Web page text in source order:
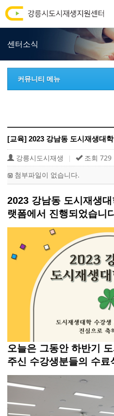
강
릉
시
도
시
생
지
원
센
터
센터소식
커뮤니티 메뉴
[교육] 2023 강남동 도시재생대
강릉시도시재생 | 조회 729
첨부파일이 없습니다.
2023 강남동 도시재생
랫폼에서 진행되었습니
오늘은 그동안 하반기
주신 수강생분들의 수